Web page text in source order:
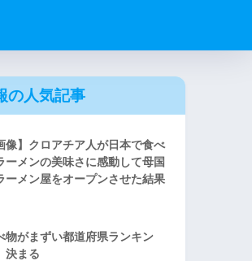
の人気記事
像】クロアチア人が日本で食べ
ーメンの美味さに感動して母国
ーメン屋をオープンさせた結果
物がまずい都道府県ランキン
決まる